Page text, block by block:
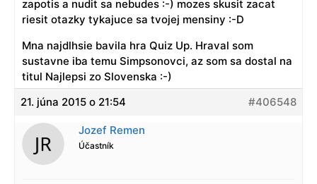
zapotis a nudit sa nebudes :-) mozes skusit zacat
riesit otazky tykajuce sa tvojej mensiny :-D
Mna najdlhsie bavila hra Quiz Up. Hraval som
sustavne iba temu Simpsonovci, az som sa dostal na
titul Najlepsi zo Slovenska :-)
21. júna 2015 o 21:54
#406548
Jozef Remen
Účastník